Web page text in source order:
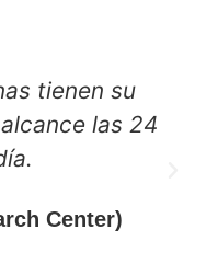
tienen su
las 24
Center)